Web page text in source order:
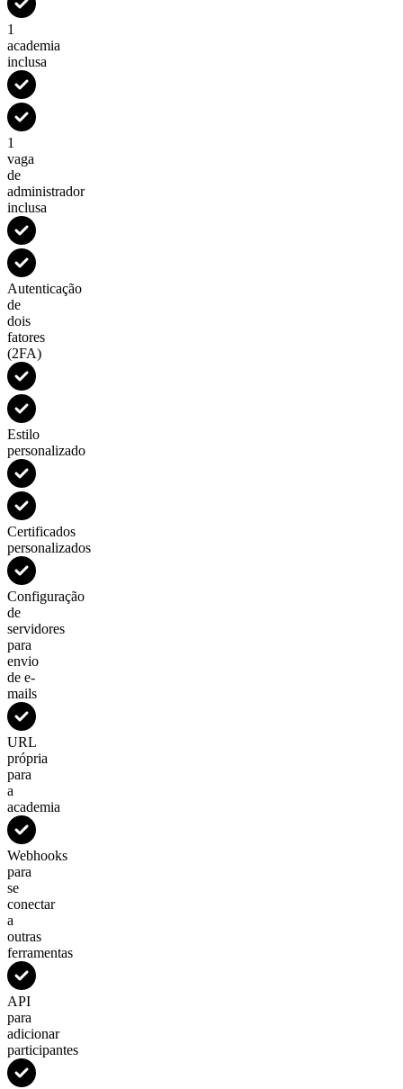
1
academia
inclusa
1
vaga
de
administrador
inclusa
Autenticação
de
dois
fatores
(2FA)
Estilo
personalizado
Certificados
personalizados
Configuração
de
servidores
para
envio
de e-
mails
URL
própria
para
a
academia
Webhooks
para
se
conectar
a
outras
ferramentas
API
para
adicionar
participantes